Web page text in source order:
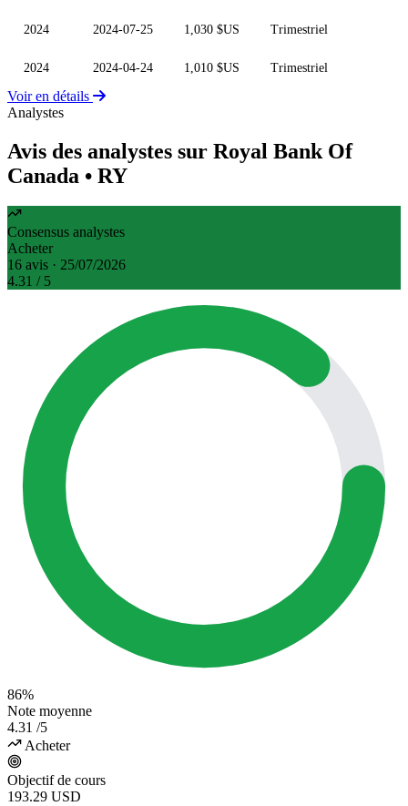
2024 2024-07-25 1,030 $US Trimestriel
2024 2024-04-24 1,010 $US Trimestriel
Voir en détails
Analystes
Avis des analystes sur Royal Bank Of
Canada • RY
Consensus analystes
Acheter
16 avis · 25/07/2026
4.31 / 5
86%
Note moyenne
4.31 /5
Acheter
Objectif de cours
193.29 USD